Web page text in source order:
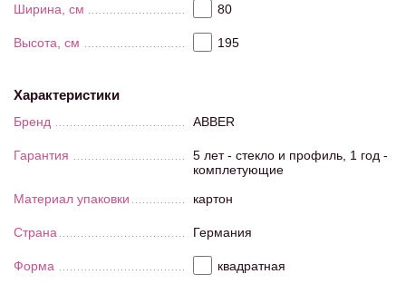
Ширина, см 80
Высота, см 195
Характеристики
Бренд ABBER
Гарантия
5 лет - стекло и профиль, 1 год -
комплетующие
Материал упаковки
картон
Страна Германия
Форма квадратная